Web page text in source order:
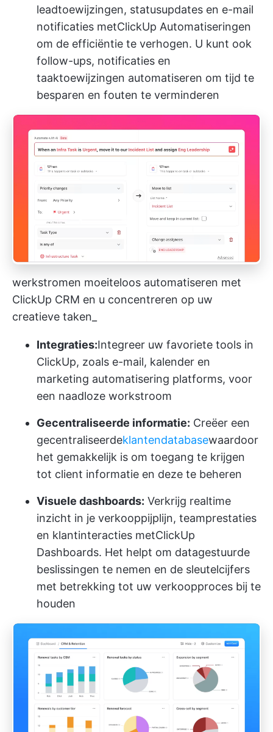
leadtoewijzingen, statusupdates en e-mail
notificaties metClickUp Automatiseringen
om de efficiëntie te verhogen. U kunt ook
follow-ups, notificaties en
taaktoewijzingen automatiseren om tijd te
besparen en fouten te verminderen
werkstromen moeiteloos automatiseren met
ClickUp CRM en u concentreren op uw
creatieve taken_
Integraties:Integreer uw favoriete tools in
ClickUp, zoals e-mail, kalender en
marketing automatisering platforms, voor
een naadloze workstroom
Gecentraliseerde informatie: Creëer een
gecentraliseerdeklantendatabasewaardoor
het gemakkelijk is om toegang te krijgen
tot client informatie en deze te beheren
Visuele dashboards: Verkrijg realtime
inzicht in je verkooppijplijn, teamprestaties
en klantinteracties metClickUp
Dashboards. Het helpt om datagestuurde
beslissingen te nemen en de sleutelcijfers
met betrekking tot uw verkoopproces bij te
houden